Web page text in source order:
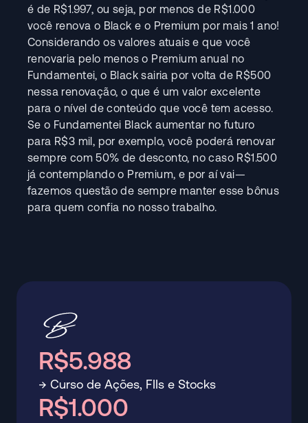
é de R$1.997, ou seja, por menos de R$1.000
você renova o Black e o Premium por mais 1 ano!
Considerando os valores atuais e que você
renovaria pelo menos o Premium anual no
Fundamentei, o Black sairia por volta de R$500
nessa renovação, o que é um valor excelente
para o nível de conteúdo que você tem acesso.
Se o Fundamentei Black aumentar no futuro
para R$3 mil, por exemplo, você poderá renovar
sempre com 50% de desconto, no caso R$1.500
já contemplando o Premium, e por aí vai—
fazemos questão de sempre manter esse bônus
para quem confia no nosso trabalho.
R$5.988
→ Curso de Ações, FIIs e Stocks
R$1.000